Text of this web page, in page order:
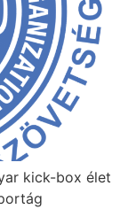
kick-box élet